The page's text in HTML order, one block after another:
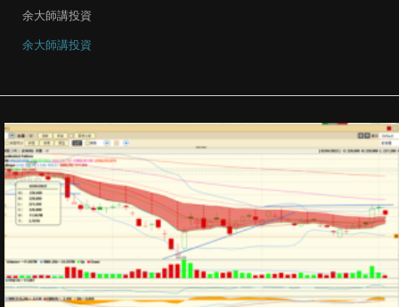
余大師講投資
余大師講投資